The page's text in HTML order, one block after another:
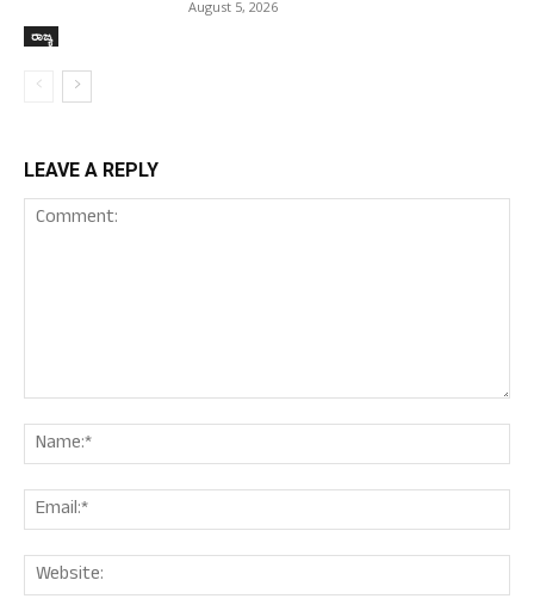
ರಾಜ್ಯ
August 5, 2026
LEAVE A REPLY